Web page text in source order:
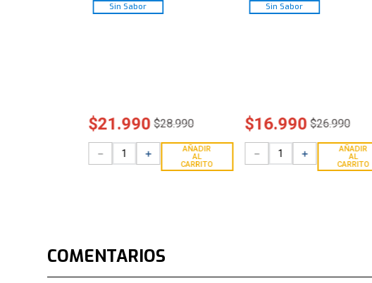
Sin Sabor
$21.990 $28.990
＋
－
AÑADIR
AL
CARRITO
Sin Sabor
$16.990 $26.990
＋
－
AÑADIR
AL
CARRITO
COMENTARIOS